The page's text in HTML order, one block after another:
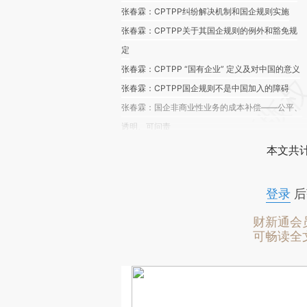
张春霖：CPTPP纠纷解决机制和国企规则实施
张春霖：CPTPP关于其国企规则的例外和豁免规
定
张春霖：CPTPP “国有企业” 定义及对中国的意义
张春霖：CPTPP国企规则不是中国加入的障碍
张春霖：国企非商业性业务的成本补偿——公平、
透明、可问责
本文共
登录后
财新通会
可畅读全